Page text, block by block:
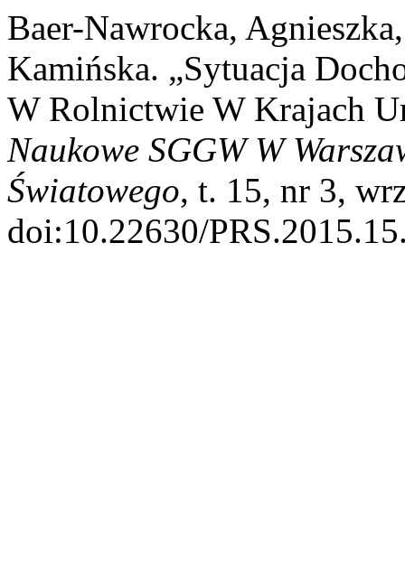
Baer-Nawrocka,
Kamińska. „Sytuacja
W Rolnictwie W Krajach
Naukowe SGGW W
Światowego, t. 15, nr 3,
doi:10.22630/